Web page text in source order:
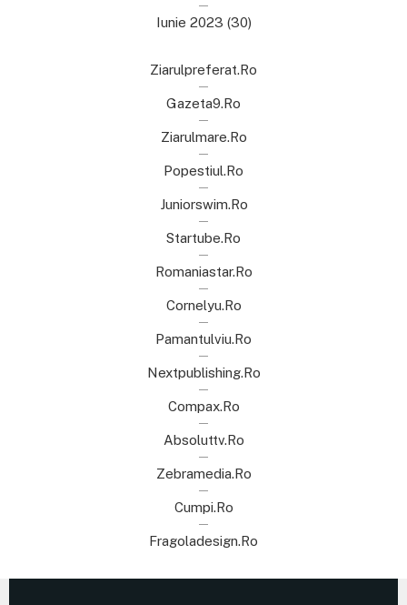
Iunie 2023 (30)
Ziarulpreferat.ro
Gazeta9.ro
Ziarulmare.ro
Popestiul.ro
Juniorswim.ro
Startube.ro
Romaniastar.ro
Cornelyu.ro
Pamantulviu.ro
Nextpublishing.ro
Compax.ro
Absoluttv.ro
Zebramedia.ro
Cumpi.ro
Fragoladesign.ro